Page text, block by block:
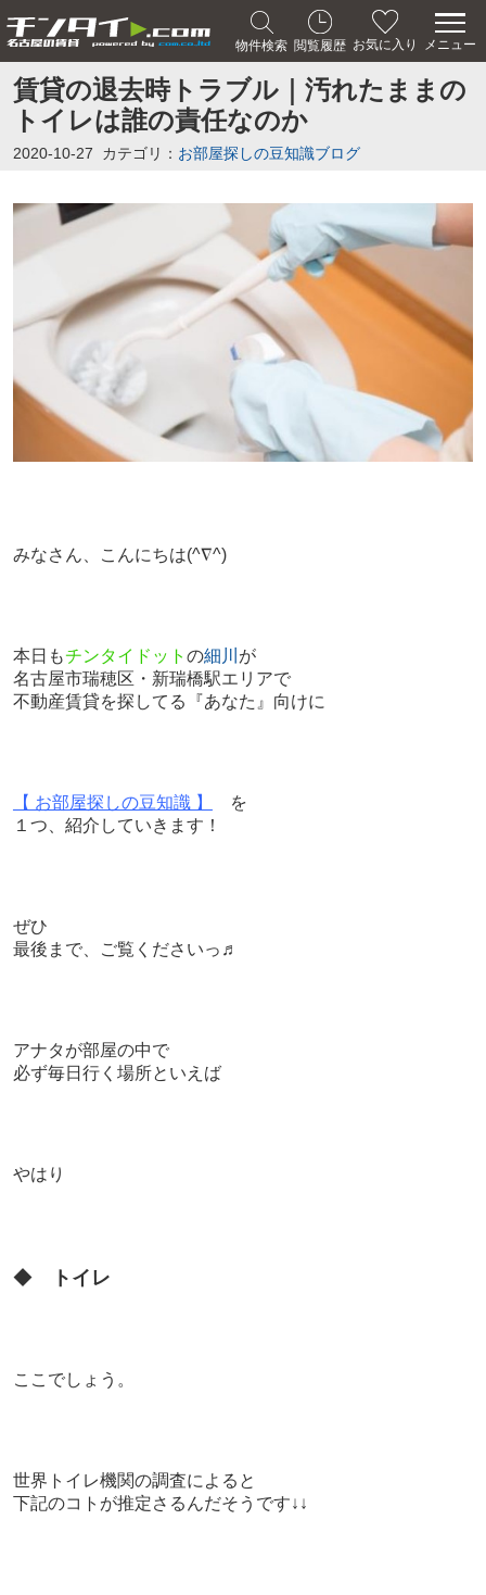
物件検索 閲覧履歴 お気に入り メニュー
賃貸の退去時トラブル｜汚れたままの
トイレは誰の責任なのか
2020-10-27 カテゴリ： お部屋探しの豆知識ブログ
みなさん、こんにちは(^∇^)
本日もチンタイドット の細川 が
名古屋市瑞穂区・新瑞橋駅エリアで
不動産賃貸を探してる『あなた』向けに
【 お部屋探しの豆知識 】
を
１つ、紹介していきます！
ぜひ
最後まで、ご覧くださいっ♬
アナタが部屋の中で
必ず毎日行く場所といえば
やはり
◆ トイレ
ここでしょう。
世界トイレ機関の調査によると
下記のコトが推定さるんだそうです↓↓